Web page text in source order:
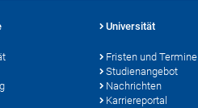
Universität
Fristen und Termine
Studienangebot
Nachrichten
Karriereportal